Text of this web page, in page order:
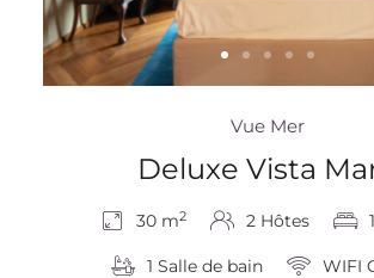
Vue Mer
Deluxe Vista
30 m2 2 Hôtes
1 Salle de bain WIFI